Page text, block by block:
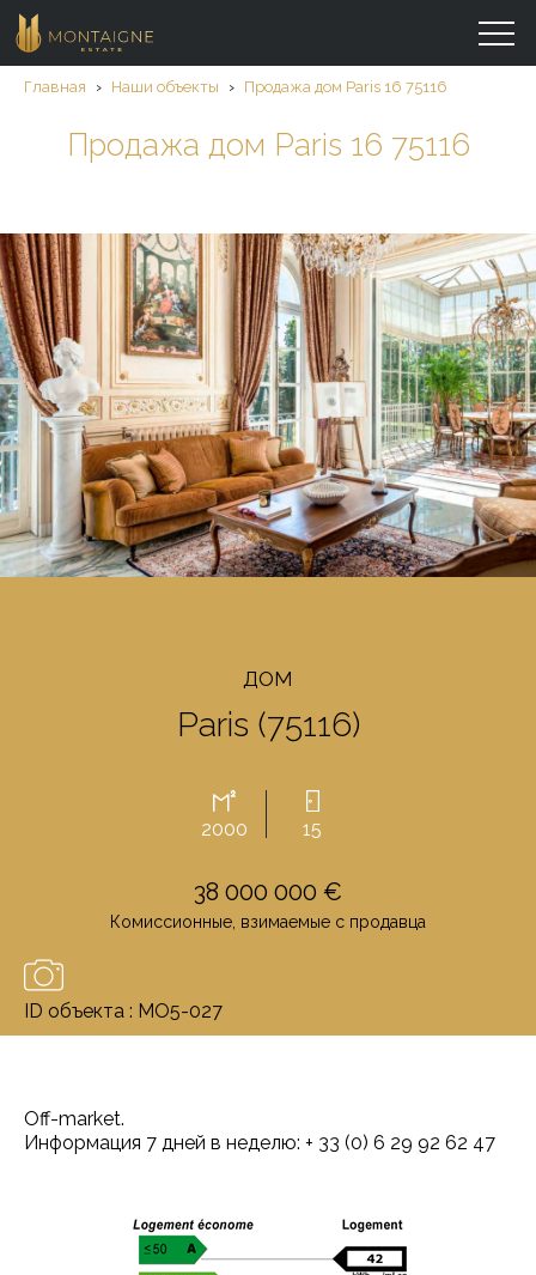
ДОМ
Paris (75116)
2000 15
38 000 000 €
Комиссионные, взимаемые с продавца
ID объекта : MO5-027
Главная › Наши объекты › Продажа дом Paris 16 75116
Продажа дом Paris 16 75116
Off-market.
Информация 7 дней в неделю: + 33 (0) 6 29 92 62 47